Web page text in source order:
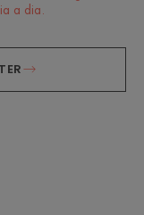
a dia.